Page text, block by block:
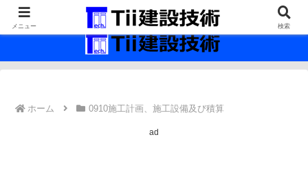
最新の建設技術の情報インフラ。
ホーム 0910施工計画、施工設備及び積算
ad
メニュー 検索